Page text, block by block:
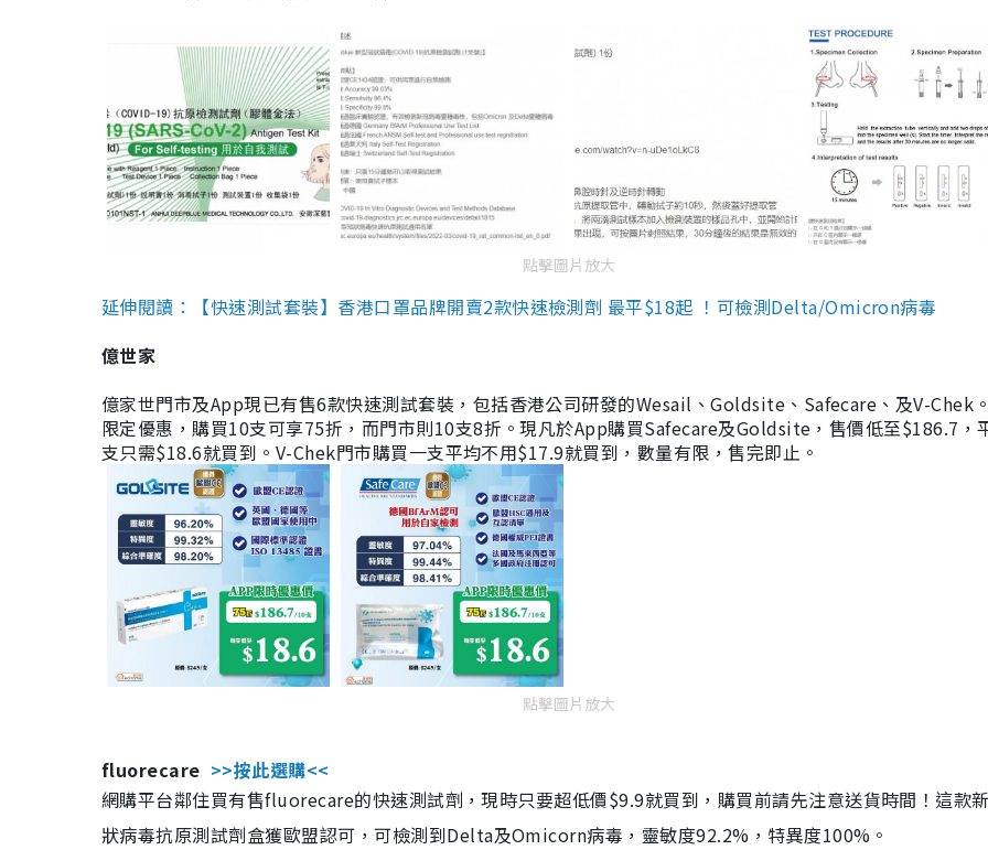
點擊圖片放大
延伸閱讀：【快速測試套裝】香港口罩品牌開賣2款快速檢測劑 最平$18起 ！可檢測Delta/Omicron病毒
億世家
億家世門市及App現已有售6款快速測試套裝，包括香港公司研發的Wesail、Goldsite、Safecare、及V-Chek
限定優惠，購買10支可享75折，而門市則10支8折。現凡於App購買Safecare及Goldsite，售價低至$186.7，
支只需$18.6就買到。V-Chek門市購買一支平均不用$17.9就買到，數量有限，售完即止。
點擊圖片放大
fluorecare >>按此選購<<
網購平台鄰住買有售fluorecare的快速測試劑，現時只要超低價$9.9就買到，購買前請先注意送貨時間！這款
狀病毒抗原測試劑盒獲歐盟認可，可檢測到Delta及Omicorn病毒，靈敏度92.2%，特異度100%。